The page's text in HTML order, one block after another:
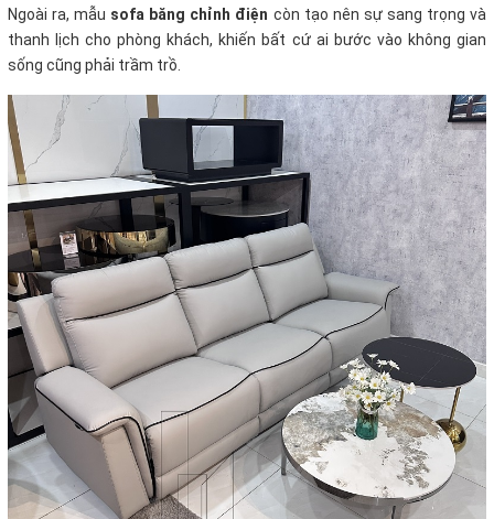
Ngoài ra, mẫu sofa băng chỉnh điện còn tạo nên sự sang trọng và
thanh lịch cho phòng khách, khiến bất cứ ai bước vào không gian
sống cũng phải trầm trồ.